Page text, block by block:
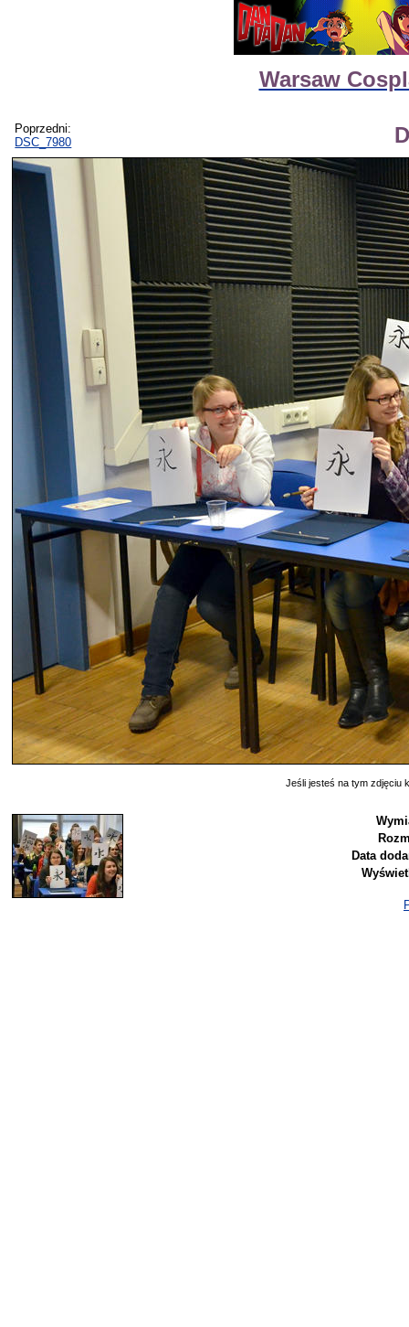
Warsaw
Poprzedni:
DSC_7980
Jeśli jesteś na tym zdjęciu
Data